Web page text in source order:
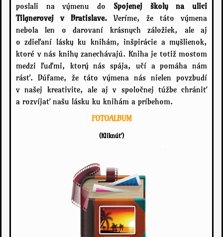
poslali na výmenu do Spojenej školy na ulici
Tilgnerovej v Bratislave. Veríme, že táto výmena
nebola len o darovaní krásnych záložiek, ale aj
o zdieľaní lásky ku knihám, inšpirácie a myšlienok,
ktoré v nás knihy zanechávajú. Kniha je totiž mostom
medzi ľuďmi, ktorý nás spája, učí a pomáha nám
rásť. Dúfame, že táto výmena nás nielen povzbudí
v našej kreativite, ale aj v spoločnej túžbe chrániť
a rozvíjať našu lásku ku knihám a príbehom.
FOTOALBUM
(Kliknúť)